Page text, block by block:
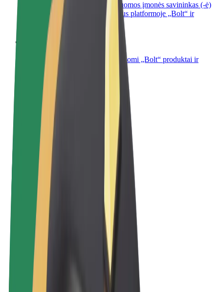
Registruotis kaip automobilių nuomos įmonės savininkas (-ė)
Užregistruokite savo automobilius platformoje „Bolt“ ir
padidinkite pajamas
„Bolt for Business“
Atskirų įmonių poreikiams pritaikomi „Bolt“ produktai ir
paslaugos
Sąlygos
Privatumas
Slapukai
© 2026 Bolt Technology OÜ
Paslaugos
Kelionės
Paspirtukai
„Bolt Market“
„Bolt Food“